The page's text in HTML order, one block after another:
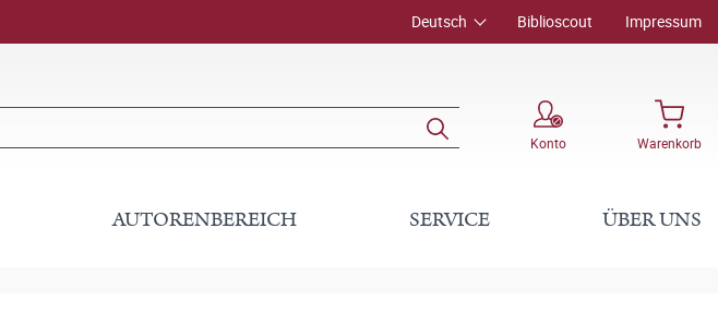
Deutsch Biblioscout Impressum
Konto Warenkorb
AUTORENBEREICH SERVICE ÜBER UNS